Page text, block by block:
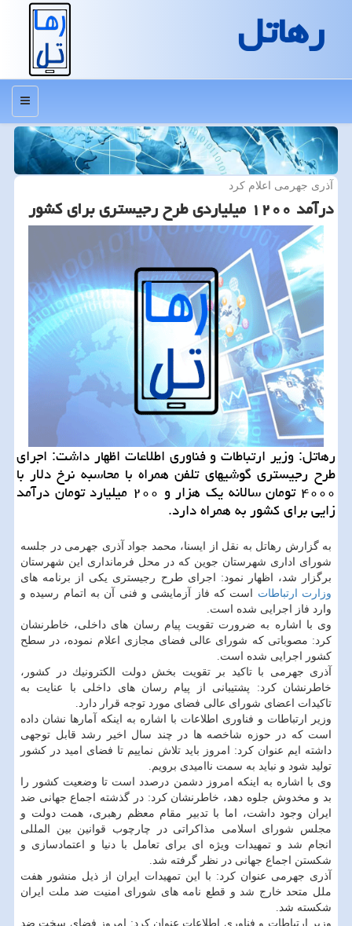
رهاتل
منو
آذری جهرمی اعلام كرد
درآمد ۱۲۰۰ میلیاردی طرح رجیستری برای كشور
رهاتل: وزیر ارتباطات و فناوری اطلاعات اظهار داشت: اجرای
طرح رجیستری گوشیهای تلفن همراه با محاسبه نرخ دلار با
۴۰۰۰ تومان سالانه یك هزار و ۲۰۰ میلیارد تومان درآمد
زایی برای كشور به همراه دارد.
به گزارش رهاتل به نقل از ایسنا، محمد جواد آذری جهرمی در جلسه
شورای اداری شهرستان جوین كه در محل فرمانداری این شهرستان
برگزار شد، اظهار نمود: اجرای طرح رجیستری یكی از برنامه های
وزارت ارتباطات است كه فاز آزمایشی و فنی آن به اتمام رسیده و
وارد فاز اجرایی شده است.
وی با اشاره به ضرورت تقویت پیام رسان های داخلی، خاطرنشان
كرد: مصوباتی كه شورای عالی فضای مجازی اعلام نموده، در سطح
كشور اجرایی شده است.
آذری جهرمی با تاكید بر تقویت بخش دولت الكترونیك در كشور،
خاطرنشان كرد: پشتیبانی از پیام رسان های داخلی با عنایت به
تاكیدات اعضای شورای عالی فضای مورد توجه قرار دارد.
وزیر ارتباطات و فناوری اطلاعات با اشاره به اینكه آمارها نشان داده
است كه در حوزه شاخصه ها در چند سال اخیر رشد قابل توجهی
داشته ایم عنوان كرد: امروز باید تلاش نماییم تا فضای امید در كشور
تولید شود و نباید به سمت ناامیدی برویم.
وی با اشاره به اینكه امروز دشمن درصدد است تا وضعیت كشور را
بد و مخدوش جلوه دهد، خاطرنشان كرد: در گذشته اجماع جهانی ضد
ایران وجود داشت، اما با تدبیر مقام معظم رهبری، همت دولت و
مجلس شورای اسلامی مذاكراتی در چارچوب قوانین بین المللی
انجام شد و تمهیدات ویژه ای برای تعامل با دنیا و اعتمادسازی و
شكستن اجماع جهانی در نظر گرفته شد.
آذری جهرمی عنوان كرد: با این تمهیدات ایران از ذیل منشور هفت
ملل متحد خارج شد و قطع نامه های شورای امنیت ضد ملت ایران
شكسته شد.
وزیر ارتباطات و فناوری اطلاعات عنوان كرد: امروز فضای سخت ضد